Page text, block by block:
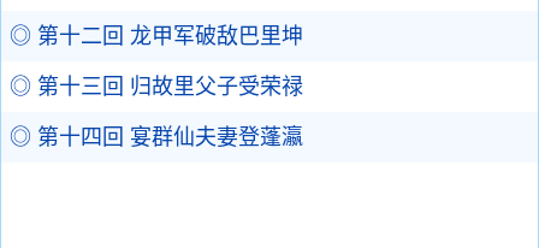
◎ 第十二回 龙甲军破敌巴里坤
◎ 第十三回 归故里父子受荣禄
◎ 第十四回 宴群仙夫妻登蓬瀛